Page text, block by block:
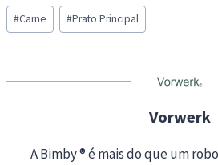
d
i
g
Post
Tags:
#Carne #Prato Principal
Vorwerk
A Bimby ® é mais do que um